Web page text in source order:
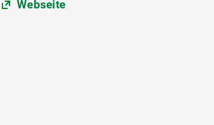
Webseite